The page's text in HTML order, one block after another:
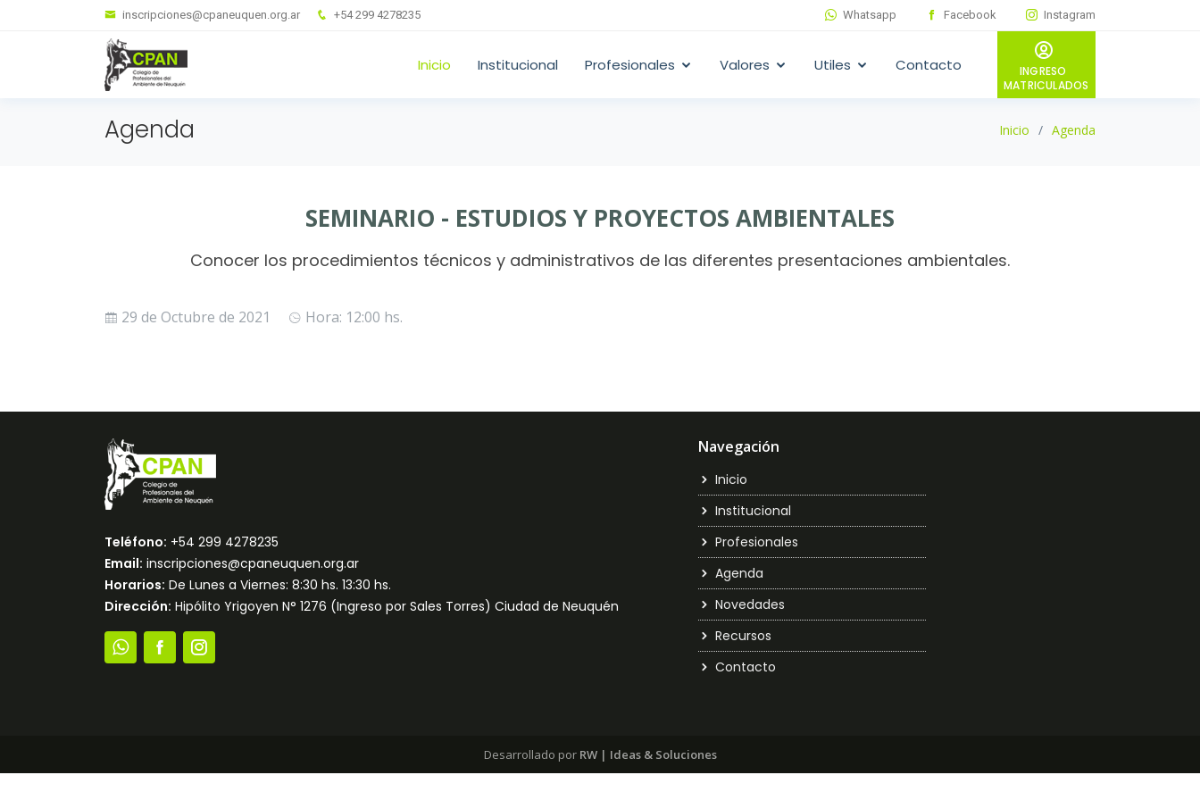
inscripciones@cpaneuquen.org.ar +54 299 4278235 Whatsapp Facebook Instagram
Inicio Institucional Profesionales Valores Utiles Contacto
INGRESO
MATRICULADOS
Agenda Inicio Agenda
SEMINARIO - ESTUDIOS Y PROYECTOS AMBIENTALES
Conocer los procedimientos técnicos y administrativos de las diferentes presentaciones ambientales.
29 de Octubre de 2021 Hora: 12:00 hs.
Teléfono: +54 299 4278235
Email: inscripciones@cpaneuquen.org.ar
Horarios: De Lunes a Viernes: 8:30 hs. 13:30 hs.
Dirección: Hipólito Yrigoyen N° 1276 (Ingreso por Sales Torres) Ciudad de Neuquén
Navegación
Inicio
Institucional
Profesionales
Agenda
Novedades
Recursos
Contacto
Desarrollado por RW | Ideas & Soluciones